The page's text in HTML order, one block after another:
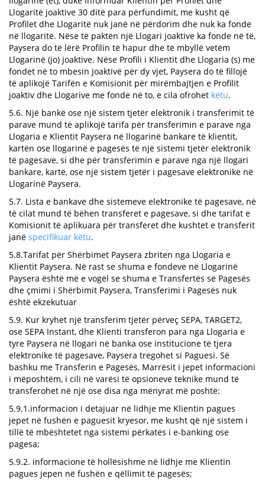
Llogaritë joaktive 30 ditë para përfundimit, me kusht që
Profilet dhe Llogaritë nuk janë në përdorim dhe nuk ka fonde
në llogaritë. Nëse të paktën një Llogari joaktive ka fonde në të,
Paysera do të lërë Profilin të hapur dhe të mbyllë vetëm
Llogarinë (jo) joaktive. Nëse Profili i Klientit dhe Llogaria (s) me
fondet në to mbesin joaktivë për dy vjet, Paysera do të fillojë
të aplikojë Tarifën e Komisionit për mirëmbajtjen e Profilit
joaktiv dhe Llogarive me fonde në to, e cila ofrohet këtu.
5.6. Një bankë ose një sistem tjetër elektronik i transferimit të
parave mund të aplikojë tarifa për transferimin e parave nga
Llogaria e Klientit Paysera në llogarinë bankare të klientit,
kartën ose llogarinë e pagesës të një sistemi tjetër elektronik
të pagesave, si dhe për transferimin e parave nga një llogari
bankare, kartë, ose një sistem tjetër i pagesave elektronike në
Llogarinë Paysera.
5.7. Lista e bankave dhe sistemeve elektronike të pagesave, në
të cilat mund të bëhen transferet e pagesave, si dhe tarifat e
Komisionit të aplikuara për transferet dhe kushtet e transferit
janë specifikuar këtu.
5.8.Tarifat për Shërbimet Paysera zbriten nga Llogaria e
Klientit Paysera. Në rast se shuma e fondeve në Llogarinë
Paysera është më e vogël se shuma e Transfertës së Pagesës
dhe çmimi i Shërbimit Paysera, Transferimi i Pagesës nuk
është ekzekutuar
5.9. Kur kryhet një transferim tjetër përveç SEPA, TARGET2,
ose SEPA Instant, dhe Klienti transferon para nga Llogaria e
tyre Paysera në llogari në banka ose institucione të tjera
elektronike të pagesave, Paysera tregohet si Paguesi. Së
bashku me Transferin e Pagesës, Marrësit i jepet informacioni
i mëposhtëm, i cili në varësi të opsioneve teknike mund të
transferohet në një ose disa nga mënyrat më poshtë:
5.9.1.informacion i detajuar në lidhje me Klientin pagues
jepet në fushën e paguesit kryesor, me kusht që një sistem i
tillë të mbështetet nga sistemi përkatës i e-banking ose
pagesa;
5.9.2. informacione të hollësishme në lidhje me Klientin
pagues jepen në fushën e qëllimit të pagesës;